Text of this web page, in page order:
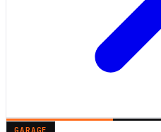
GARAGE